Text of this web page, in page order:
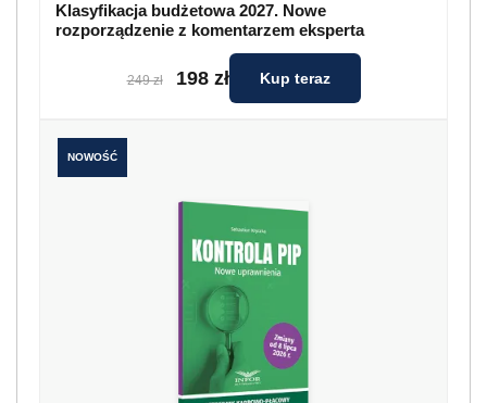
Klasyfikacja budżetowa 2027. Nowe
rozporządzenie z komentarzem eksperta
249 zł 198 zł Kup teraz
NOWOŚĆ